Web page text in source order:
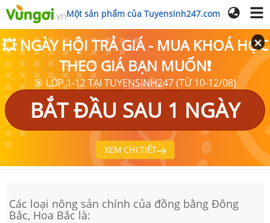
Một sản phẩm của Tuyensinh247.com
💥 NGÀY HỘI TRẢ GIÁ - MUA KHOÁ HỌC
THEO GIÁ BẠN MUỐN❗
🎯 LỚP 1-12 TẠI TUYENSINH247 (TỪ 10-12/08)
BẮT ĐẦU SAU 1 NGÀY
XEM CHI TIẾT
Các loại nông sản chính của đồng bằng Đông
Bắc, Hoa Bắc là: